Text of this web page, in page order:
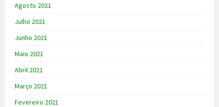
Agosto 2021
Julho 2021
Junho 2021
Maio 2021
Abril 2021
Março 2021
Fevereiro 2021